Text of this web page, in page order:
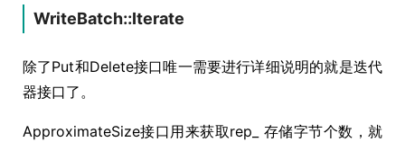
WriteBatch::Iterate
除了Put和Delete接口唯一需要进行详细说明的就是迭代
器接口了。
ApproximateSize接口用来获取rep_ 存储字节个数，就